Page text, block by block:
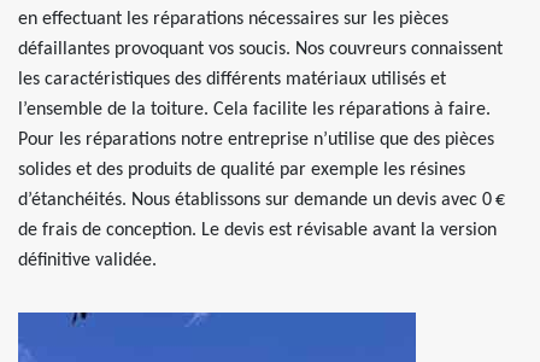
en effectuant les réparations nécessaires sur les pièces
défaillantes provoquant vos soucis. Nos couvreurs connaissent
les caractéristiques des différents matériaux utilisés et
l’ensemble de la toiture. Cela facilite les réparations à faire.
Pour les réparations notre entreprise n’utilise que des pièces
solides et des produits de qualité par exemple les résines
d’étanchéités. Nous établissons sur demande un devis avec 0 €
de frais de conception. Le devis est révisable avant la version
définitive validée.